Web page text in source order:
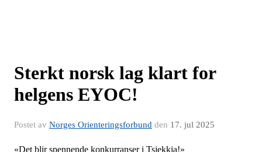
Sterkt norsk lag klart for
helgens EYOC!
Postet av Norges Orienteringsforbund den 17. jul 2025
«Det blir spennende konkurranser i Tsjekkia!»